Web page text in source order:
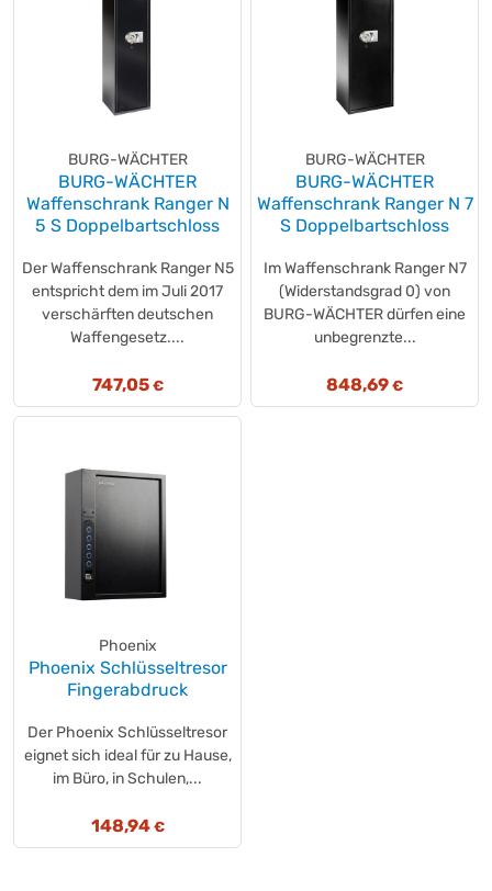
BURG-WÄCHTER
BURG-WÄCHTER
Waffenschrank Ranger N
5 S Doppelbartschloss
Der Waffenschrank Ranger N5
entspricht dem im Juli 2017
verschärften deutschen
Waffengesetz....
747,05€
BURG-WÄCHTER
BURG-WÄCHTER
Waffenschrank Ranger N 7
S Doppelbartschloss
Im Waffenschrank Ranger N7
(Widerstandsgrad 0) von
BURG-WÄCHTER dürfen eine
unbegrenzte...
848,69 €
Phoenix
Phoenix Schlüsseltresor
Fingerabdruck
Der Phoenix Schlüsseltresor
eignet sich ideal für zu Hause,
im Büro, in Schulen,...
148,94€